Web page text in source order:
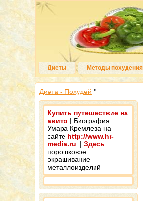
Диеты Методы похудения
Диета - Похудей "
Купить путешествие на
авито | Биография
Умара Кремлева на
сайте http://www.hr-
media.ru . | Здесь
порошковое
окрашивание
металлоизделий